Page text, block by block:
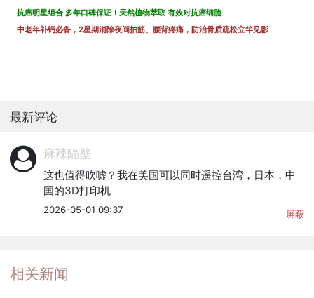
抗癌明星组合 多年口碑保证！天然植物萃取 有效对抗癌细胞
中老年补钙必备，2星期消除夜间抽筋、腰背疼痛，防治骨质疏松立竿见影
最新评论
麻辣隔壁
这也值得吹嘘？我在美国可以同时遥控台湾，日本，中
国的3D打印机
2026-05-01 09:37 屏蔽
相关新闻